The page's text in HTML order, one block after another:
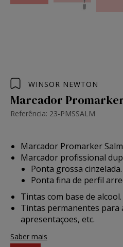
WINSOR NEWTON
Marcador
Referência: 23-PMSSALM
Marcador Promarker
Marcador profissional
Ponta grossa cinzelada.
Ponta fina de perfil
Tintas com base de alcool.
Tintas permanentes para
apresentaçoes, etc.
Saber mais